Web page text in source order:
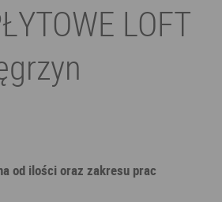
LOFT
od ilości oraz zakresu prac